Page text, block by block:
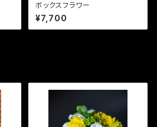
ボックスフラワー
¥7,700